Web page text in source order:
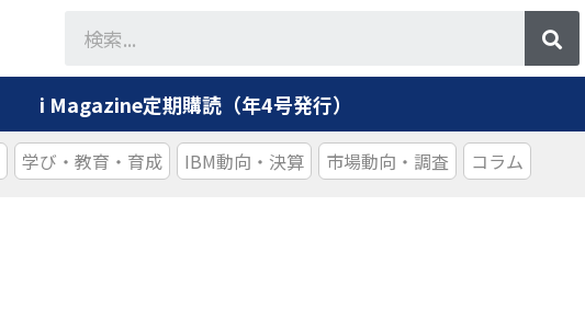
i Magazine定期購読（年4号発行）
学び・教育・育成 IBM動向・決算 市場動向・調査 コラム